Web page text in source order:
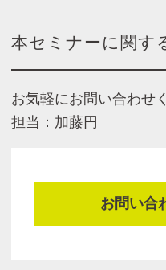
本セミナーに関す
お気軽にお問い合わせ
担当：加藤円
お問い合